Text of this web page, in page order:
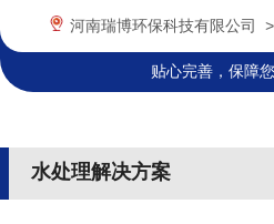
河南瑞博环保科技有限公司 >
贴心完善，保障
水处理解决方案